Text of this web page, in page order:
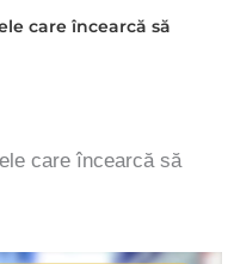
care încearcă să
care încearcă să